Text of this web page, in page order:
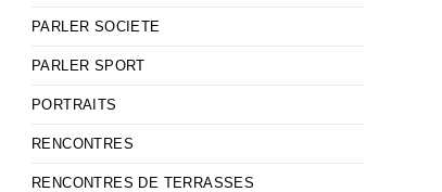
PARLER SOCIETE
PARLER SPORT
PORTRAITS
RENCONTRES
RENCONTRES DE TERRASSES